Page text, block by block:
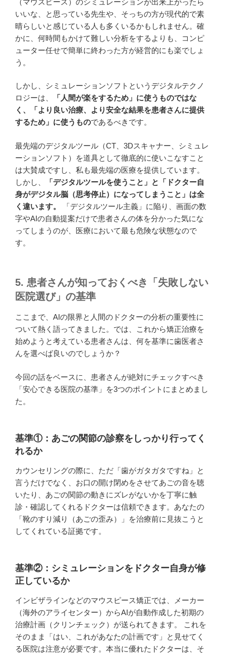
（マウスピース）のシミュレーションが出来上がったら
いいな、と思っている先生や、そっちの方が現代的で素
晴らしいと感じている人も多くいるかもしれません。確
かに、何時間もかけて難しい分析をするよりも、コンピ
ューター任せで簡単に終わった方が経営的にも楽でしょ
う。
しかし、シミュレーションソフトというデジタルテクノ
ロジーは、
「人間が楽をするため」に使うものではな
く、「より良い治療、より安全な結果を患者さんに提供
するため」に使うものであるべきです。
最先端のデジタルツール（CT、3Dスキャナー、シミュレ
ーションソフト）を道具として徹底的に使いこなすこと
は大賛成ですし、私も最先端の医療を提供しています。
しかし、
「デジタルツールを使うこと」と「ドクター自
身がデジタル脳（思考停止）になってしまうこと」は全
く違います。
「デジタルツール主義」に陥り、画面の数
字やAIの自動提案だけで患者さんの体を分かった気にな
ってしまうのが、医療において最も危険な状態なので
す。
5. 患者さんが知っておくべき「失敗しない
医院選び」の基準
ここまで、AIの限界と人間のドクターの分析の重要性に
ついて熱く語ってきました。では、これから矯正治療を
始めようと考えている患者さんは、何を基準に歯医者さ
んを選べば良いのでしょうか？
今回の話をベースに、患者さんが絶対にチェックすべき
「安心できる医院の基準」を3つのポイントにまとめまし
た。
基準①：あごの関節の診察をしっかり行ってく
れるか
カウンセリングの際に、ただ「歯がガタガタですね」と
言うだけでなく、お口の開け閉めをさせてあごの音を聴
いたり、あごの関節の動きにズレがないかを丁寧に触
診・確認してくれるドクターは信頼できます。あなたの
「靴のすり減り（あごの歪み）」を治療前に見抜こうと
してくれている証拠です。
基準②：シミュレーションをドクター自身が修
正しているか
インビザラインなどのマウスピース矯正では、メーカー
（海外のアライセンター）からAIが自動作成した初期の
治療計画（クリンチェック）が送られてきます。 これを
そのまま「はい、これがあなたの計画です」と見せてく
る医院は注意が必要です。本当に優れたドクターは、そ